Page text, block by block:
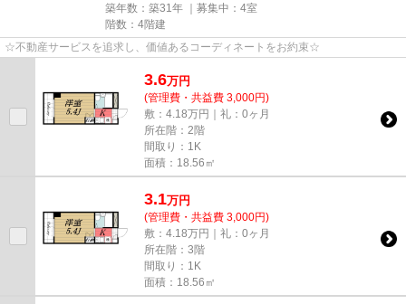
築年数：築31年 ｜募集中： 4室
階数：4階建
☆不動産サービスを追求し、価値あるコーディネートをお約束☆
3.6万円
(管理費・共益費 3,000円)
敷：4.18万円｜礼：0ヶ月
所在階：2階
間取り：1K
面積：18.56㎡
3.1万円
(管理費・共益費 3,000円)
敷：4.18万円｜礼：0ヶ月
所在階：3階
間取り：1K
面積：18.56㎡